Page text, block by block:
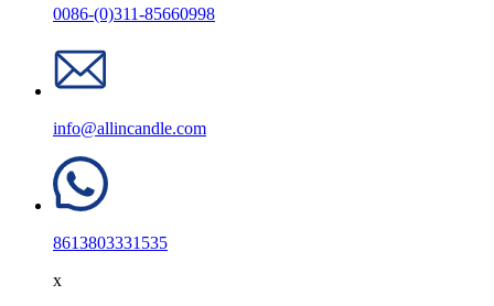
0086-(0)311-85660998
info@allincandle.com
8613803331535
x